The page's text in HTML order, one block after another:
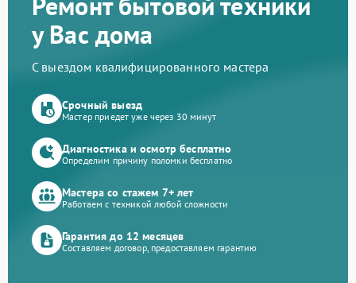
у Вас дома
С выездом квалифицированного мастера
Срочный выезд
Мастер приедет уже через 30 минут
Диагностика и осмотр бесплатно
Определим причину поломки бесплатно
Мастера со стажем 7+ лет
Работаем с техникой любой сложности
Гарантия до 12 месяцев
Составляем договор, предоставляем гарантию